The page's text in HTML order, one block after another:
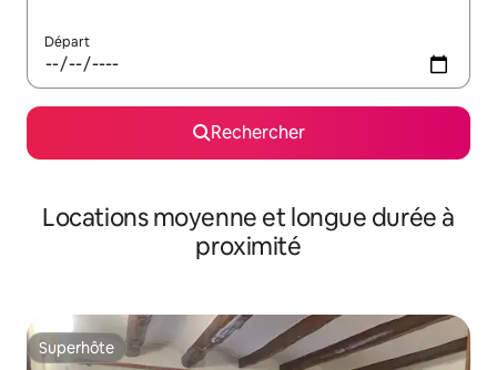
Départ
Rechercher
Locations moyenne et longue durée à
proximité
Superhôte
Superhôte